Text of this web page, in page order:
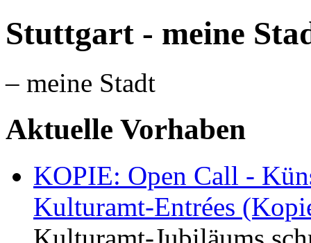
Stuttgart - meine
– meine Stadt
Aktuelle Vorhaben
KOPIE: Open Call -
Kulturamt-Entrées